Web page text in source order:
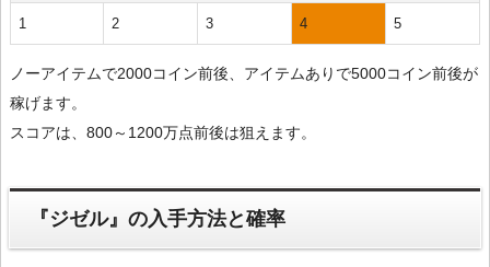
1 2 3 4 5
ノーアイテムで2000コイン前後、アイテムありで5000コイン前後が
稼げます。
スコアは、800～1200万点前後は狙えます。
『ジゼル』の入手方法と確率